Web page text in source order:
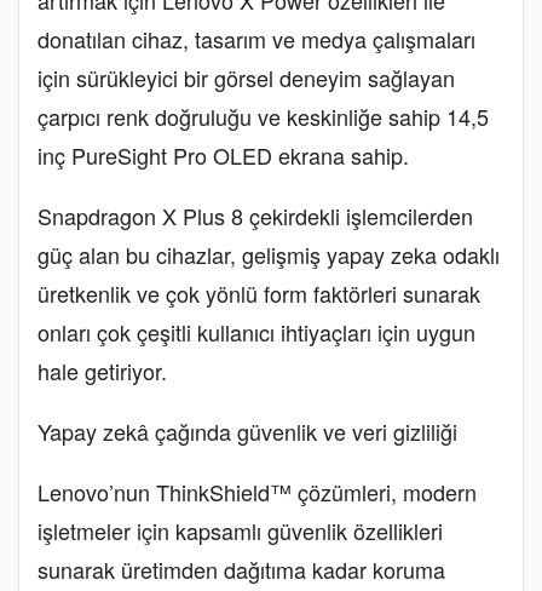
donatılan cihaz, tasarım ve medya çalışmaları
için sürükleyici bir görsel deneyim sağlayan
çarpıcı renk doğruluğu ve keskinliğe sahip 14,5
inç PureSight Pro OLED ekrana sahip.
Snapdragon X Plus 8 çekirdekli işlemcilerden
güç alan bu cihazlar, gelişmiş yapay zeka odaklı
üretkenlik ve çok yönlü form faktörleri sunarak
onları çok çeşitli kullanıcı ihtiyaçları için uygun
hale getiriyor.
Yapay zekâ çağında güvenlik ve veri gizliliği
Lenovo’nun ThinkShield™ çözümleri, modern
işletmeler için kapsamlı güvenlik özellikleri
sunarak üretimden dağıtıma kadar koruma